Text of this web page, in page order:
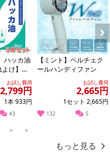
ハッカ油
け】
【アロマ
ム...
お試し費用
2,799円
1本 933円
43
【ミント】ペルチェク
ールハンディファン
お試し費用
2,665円
1セット 2,665円
132 5
Next
4 5
もっと見る